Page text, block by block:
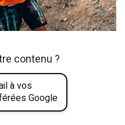
contenu ?
à vos
Google